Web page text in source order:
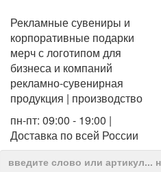
Рекламные сувениры и
корпоративные подарки
мерч с логотипом для
бизнеса и компаний
рекламно-сувенирная
продукция | производство
пн-пт: 09:00 - 19:00 |
Доставка по всей России